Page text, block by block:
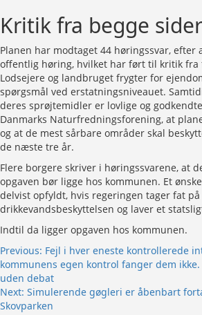
Kritik fra begge sider
Planen har modtaget 44 høringssvar,
offentlig høring, hvilket har ført til kritik fra
Lodsejere og landbruget frygter for
spørgsmål ved erstatningsniveauet.
deres sprøjtemidler er lovlige og
Danmarks Naturfredningsforening, at
og at de mest sårbare områder skal
de næste tre år.
Flere borgere skriver i høringssvarene, at
opgaven bør ligge hos kommunen. Et
delvist opfyldt, hvis regeringen tager fat på
drikkevandsbeskyttelsen og laver et
Indtil da ligger opgaven hos kommunen.
Post
navigation
Previous: Fejl i hver eneste kontrollerede
kommunens egen kontrol fanger dem
uden debat
Next: Simulerende gøgleri er åbenbart
Skovparken